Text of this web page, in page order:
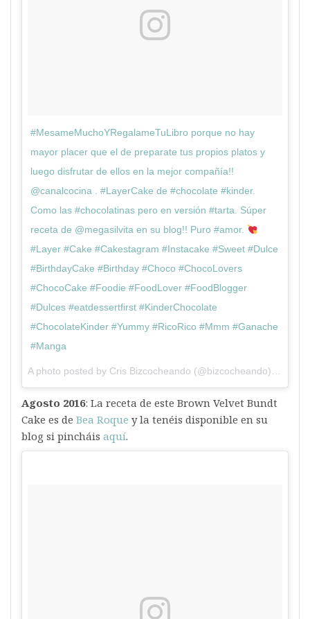
#MesameMuchoYRegalameTuLibro porque no hay
mayor placer que el de preparate tus propios platos y
luego disfrutar de ellos en la mejor compañía!!
@canalcocina . #LayerCake de #chocolate #kinder.
Como las #chocolatinas pero en versión #tarta. Súper
receta de @megasilvita en su blog!! Puro #amor.
#Layer #Cake #Cakestagram #Instacake #Sweet #Dulce
#BirthdayCake #Birthday #Choco #ChocoLovers
#ChocoCake #Foodie #FoodLover #FoodBlogger
#Dulces #eatdessertfirst #KinderChocolate
#ChocolateKinder #Yummy #RicoRico #Mmm #Ganache
#Manga
Agosto 2016: La receta de este Brown Velvet Bundt
Cake es de Bea Roque y la tenéis disponible en su
blog si pincháis aquí.